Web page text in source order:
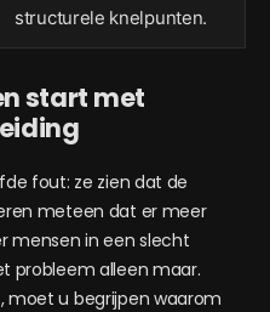
structurele knelpunten.
start met
fout: ze zien dat de
meteen dat er meer
mensen in een slecht
probleem alleen maar.
moet u begrijpen waarom